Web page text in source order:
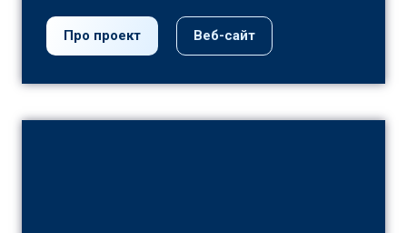
Про проект Веб-сайт